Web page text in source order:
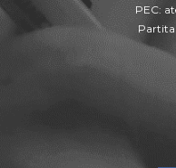
PEC:
Partita